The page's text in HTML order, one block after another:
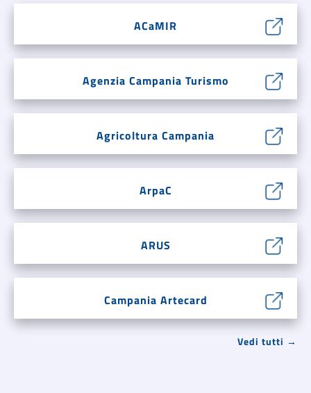
ACaMIR
Agenzia Campania Turismo
Agricoltura Campania
ArpaC
ARUS
Campania Artecard
Vedi tutti →